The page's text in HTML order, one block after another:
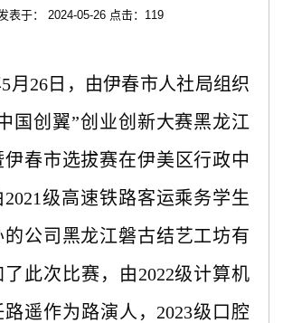
表于： 2024-05-26 点击： 119
5月26日，由伊春市人社局组织
国创翼”创业创新大赛黑龙江
伊春市选拔赛在伊美区行政中
级高速铁路客运乘务学生
的公司黑龙江磐古结艺工坊有
了此次比赛，由2022级计算机
遥作为路演人，2023级口腔